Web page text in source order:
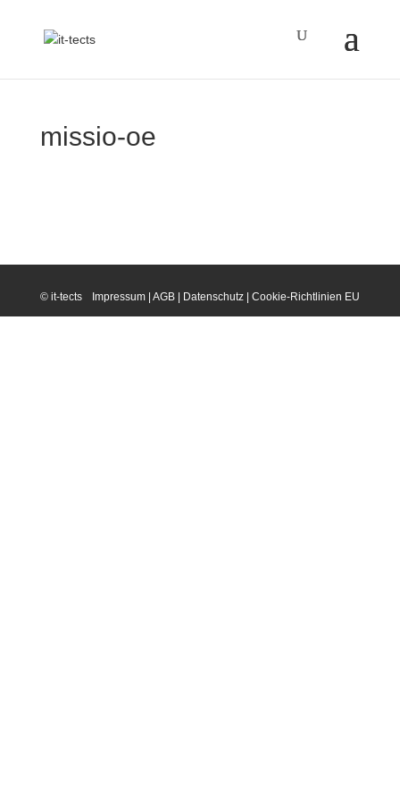
missio-oe
© it-tects Impressum |AGB Datenschutz |Cookie-Richtlinien EU